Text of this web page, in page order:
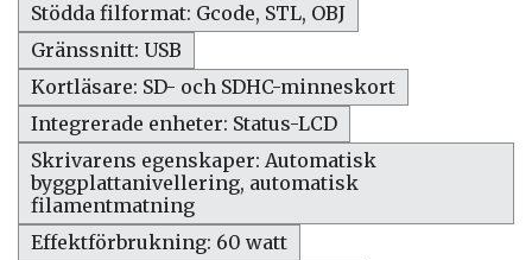
Stödda filformat: Gcode, STL, OBJ
Gränssnitt: USB
Kortläsare: SD- och SDHC-minneskort
Integrerade enheter: Status-LCD
Skrivarens egenskaper: Automatisk
byggplattanivellering, automatisk
filamentmatning
Effektförbrukning: 60 watt